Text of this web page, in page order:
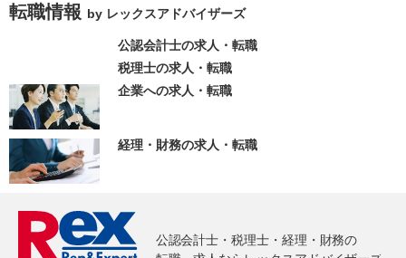
転職情報 by レックスアドバイザーズ
公認会計士の求人・転職
税理士の求人・転職
企業への求人・転職
経理・財務の求人・転職